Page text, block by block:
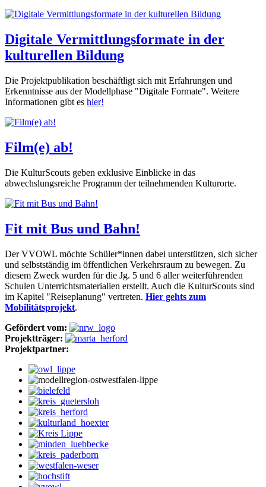
Digitale Vermittlungsformate in der
kulturellen Bildung
Die Projektpublikation beschäftligt sich mit Erfahrungen und
Erkenntnisse aus der Modellphase "Digitale Formate". Weitere
Informationen gibt es hier!
Film(e) ab!
Die KulturScouts geben exklusive Einblicke in das
abwechslungsreiche Programm der teilnehmenden Kulturorte.
Fit mit Bus und Bahn!
Der VVOWL möchte Schüler*innen dabei unterstützen, sich sicher
und selbstständig im öffentlichen Verkehrsraum zu bewegen. Zu
diesem Zweck wurden für die Jg. 5 und 6 aller weiterführenden
Schulen Unterrichtsmaterialien erstellt. Auch die KulturScouts sind
im Kapitel "Reiseplanung" vertreten. Hier gehts zum
Mobilitätsprojekt.
Gefördert vom:
Projektträger:
Projektpartner: